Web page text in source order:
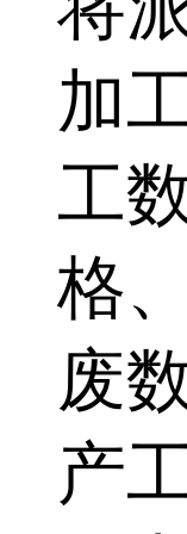
加
工
格
废
产